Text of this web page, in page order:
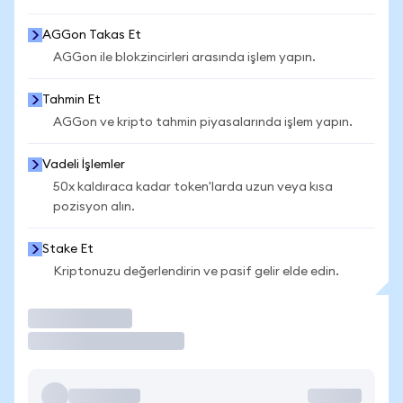
AGGon Takas Et
AGGon ile blokzincirleri arasında işlem yapın.
Tahmin Et
AGGon ve kripto tahmin piyasalarında işlem yapın.
Vadeli İşlemler
50x kaldıraca kadar token'larda uzun veya kısa
pozisyon alın.
Stake Et
Kriptonuzu değerlendirin ve pasif gelir elde edin.